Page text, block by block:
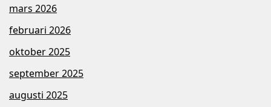
mars 2026
februari 2026
oktober 2025
september 2025
augusti 2025